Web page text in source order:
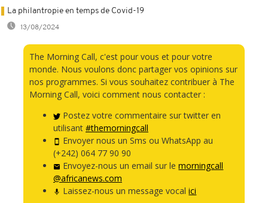
La philantropie en temps de Covid-19
13/08/2024
The Morning Call, c'est pour vous et pour votre
monde. Nous voulons donc partager vos opinions sur
nos programmes. Si vous souhaitez contribuer à The
Morning Call, voici comment nous contacter :
Postez votre commentaire sur twitter en
utilisant #themorningcall
Envoyer nous un Sms ou WhatsApp au
(+242) 064 77 90 90
Envoyez-nous un email sur lemorningcall
@africanews.com
Laissez-nous un message vocalici